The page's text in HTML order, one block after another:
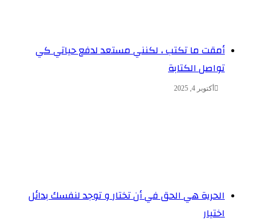
أمقت ما تكتب ، لكنني مستعد لدفع حياتي كي
تواصل الكتابة
أكتوبر 4, 2025
الحرية هي الحق في أن تختار و توجد لنفسك بدائل
اختيار